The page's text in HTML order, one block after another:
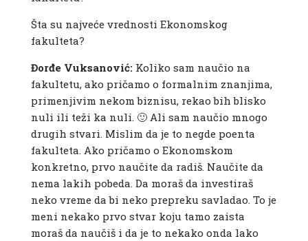
Šta su najveće vrednosti Ekonomskog
fakulteta?
Đorđe Vuksanović:Koliko sam naučio na
fakultetu, ako pričamo o formalnim znanjima,
primenjivim nekom biznisu, rekao bih blisko
nuli ili teži ka nuli. 🙂 Ali sam naučio mnogo
drugih stvari. Mislim da je to negde poenta
fakulteta. Ako pričamo o Ekonomskom
konkretno, prvo naučite da radiš. Naučite da
nema lakih pobeda. Da moraš da investiraš
neko vreme da bi neko prepreku savladao. To je
meni nekako prvo stvar koju tamo zaista
moraš da naučiš i da je to nekako onda lako